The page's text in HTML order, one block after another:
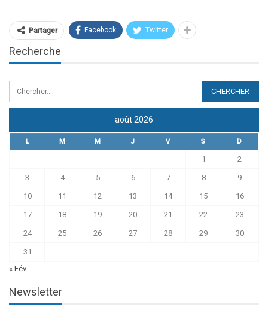
Partager Facebook Twitter
Recherche
août 2026
L M M J V S D
1 2
3 4 5 6 7 8 9
10 11 12 13 14 15 16
17 18 19 20 21 22 23
24 25 26 27 28 29 30
31
« Fév
Newsletter